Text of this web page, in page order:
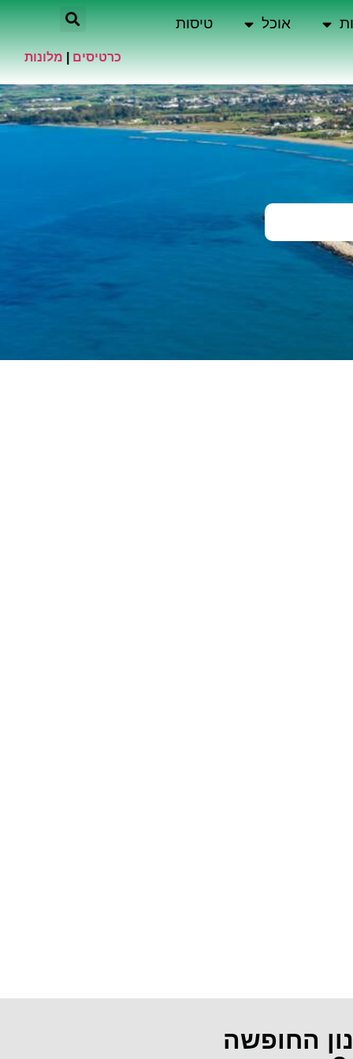
אוכל טיסות
כרטיסים מלונות
החופשה